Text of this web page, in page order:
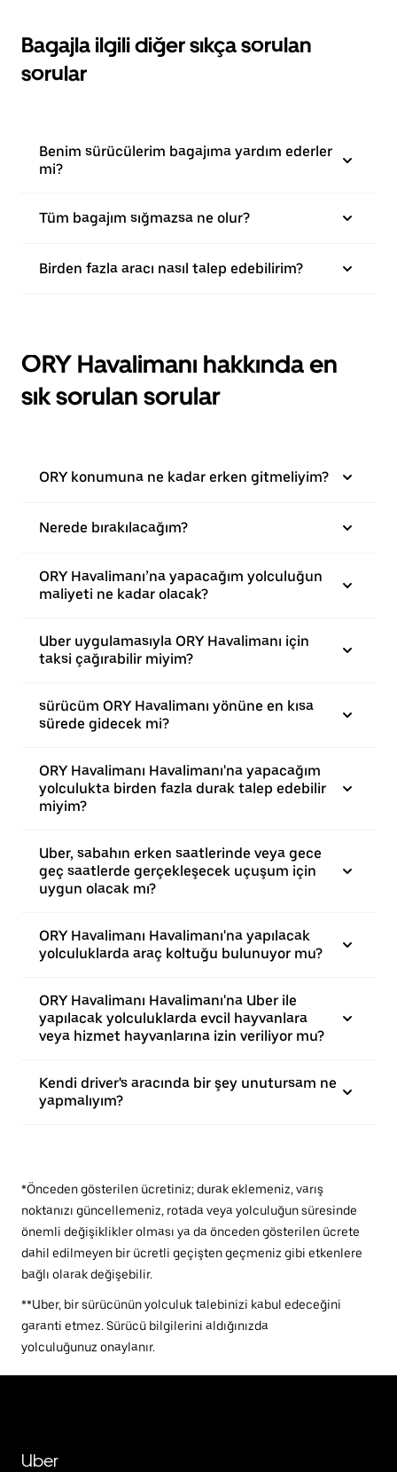
Bagajla ilgili diğer sıkça sorulan
sorular
Benim sürücülerim bagajıma yardım ederler
mi?
Tüm bagajım sığmazsa ne olur?
Birden fazla aracı nasıl talep edebilirim?
ORY Havalimanı hakkında en
sık sorulan sorular
ORY konumuna ne kadar erken gitmeliyim?
Nerede bırakılacağım?
ORY Havalimanı’na yapacağım yolculuğun
maliyeti ne kadar olacak?
Uber uygulamasıyla ORY Havalimanı için
taksi çağırabilir miyim?
sürücüm ORY Havalimanı yönüne en kısa
sürede gidecek mi?
ORY Havalimanı Havalimanı'na yapacağım
yolculukta birden fazla durak talep edebilir
miyim?
Uber, sabahın erken saatlerinde veya gece
geç saatlerde gerçekleşecek uçuşum için
uygun olacak mı?
ORY Havalimanı Havalimanı'na yapılacak
yolculuklarda araç koltuğu bulunuyor mu?
ORY Havalimanı Havalimanı'na Uber ile
yapılacak yolculuklarda evcil hayvanlara
veya hizmet hayvanlarına izin veriliyor mu?
Kendi driver's aracında bir şey unutursam ne
yapmalıyım?
*Önceden gösterilen ücretiniz; durak eklemeniz, varış
noktanızı güncellemeniz, rotada veya yolculuğun süresinde
önemli değişiklikler olması ya da önceden gösterilen ücrete
dahil edilmeyen bir ücretli geçişten geçmeniz gibi etkenlere
bağlı olarak değişebilir.
**Uber, bir sürücünün yolculuk talebinizi kabul edeceğini
garanti etmez. Sürücü bilgilerini aldığınızda
yolculuğunuz onaylanır.
Uber